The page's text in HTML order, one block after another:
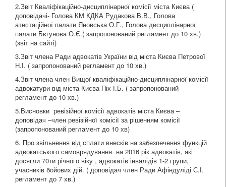
2.Звіт Кваліфікаційно-дисциплінарної комісії міста Києва (
доповідачі- Голова КМ КДКА Рудакова В.В., Голова
атестаційної палати Яновська О.Г., Голова дисциплінарної
палати Бєгунова О.Є.( запропонований регламент до 10 хв.)
(звіт на сайті)
3.Звіт члена Ради адвокатів України від міста Києва Петрової
Н.І. ( запропонований регламент до 10 хв.)
4.Звіт члена член Вищої кваліфікаційно-дисциплінарної комісії
адвокатури від міста Києва Піх І.Б. ( запропонований
регламент до 10 хв.)
5.Висновки ревізійної комісії адвокатів міста Києва –
доповідач –член ревізійної комісії за рішенням комісії
(запропонований регламент до 10 хв)
6. Про звільнення від сплати внесків на забезпечення функцій
адвокатського самоврядування на 2016 рік адвокатів, які
досягли 70ти річного віку , адвокатів інвалідів 1-2 групи,
учасників бойових дій. ( доповідач член Ради Афіндуліді С.І.
регламент до 7 хв.)